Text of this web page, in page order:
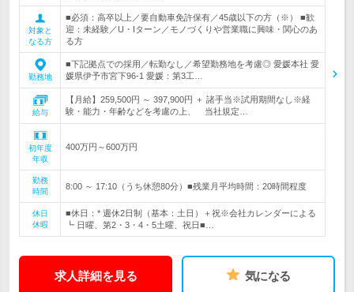
対象と
なる方
■必須：高卒以上／要自動車免許保有／45歳以下の方（※） ■歓
迎：未経験／U・Iターン／モノづくりや営業職に興味・関心のあ
る方
勤務地
■下記拠点での採用／転勤なし／希望勤務地を考慮◎ 愛媛本社 愛
媛県伊予市宮下96-1 愛媛：第3工…
給与
【月給】259,500円 ～ 397,900円 ＋ 諸手当※試用期間なし※経
験・能力・年齢などを考慮の上、 当社規定…
初年度
年収
400万円～600万円
勤務
時間
8:00 ～ 17:10（うち休憩80分）■残業月平均時間：20時間程度
休日
休暇
■休日：* 週休2日制（基本：土日）＋祝※会社カレンダーによる
┗ 日曜、第2・3・4・5土曜、祝日■…
求人詳細を見る 気になる